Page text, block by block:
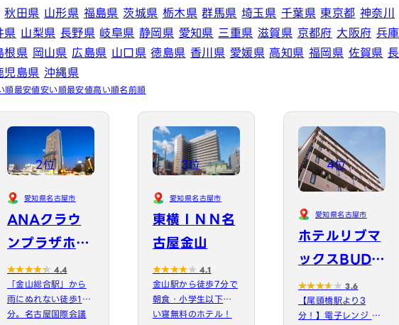
秋田県 山形県 福島県 茨城県 栃木県 群馬県 埼玉県 千葉県 東京都 神奈川
県 山梨県 長野県 岐阜県 静岡県 愛知県 三重県 滋賀県 京都府 大阪府 兵庫
根県 岡山県 広島県 山口県 徳島県 香川県 愛媛県 高知県 福岡県 佐賀県 長
児島県 沖縄県
順最安値安い順最安値高い順名前順
2位
愛知県名古屋市
ANAクラウ
ンプラザホテ
ルグランコー
ト名古屋 by I
HG
4.4
「金山総合駅」から
雨にぬれない徒歩1
分。名古屋国際会議
3位
愛知県名古屋市
東横ＩＮＮ名
古屋金山
4.1
金山駅から徒歩7分で
朝食・小学生以下添
い寝無料のホテル！
4位
愛知県名古屋市
ホテルリブマ
ックスBUDG
ET名古屋
3.6
【尾頭橋駅より3
分！】電子レンジ &